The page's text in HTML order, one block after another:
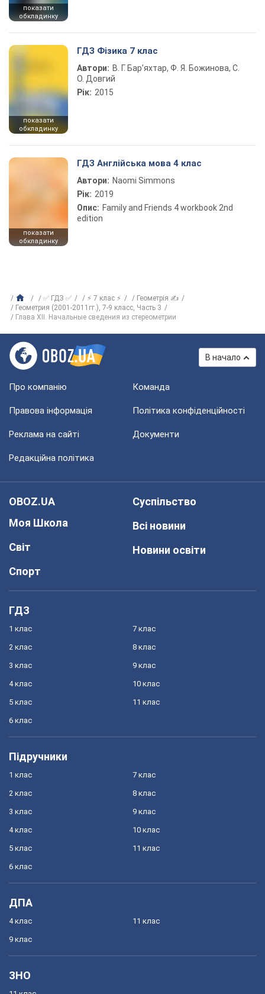
показати
обкладинку
показати
обкладинку
ГДЗ Фізика 7 клас
Автори: В. Г. Бар’яхтар, Ф. Я. Божинова, С.
О. Довгий
Рік: 2015
показати
обкладинку
ГДЗ Англійська мова 4 клас
Автори: Naomi Simmons
Рік: 2019
Опис: Family and Friends 4 workbook 2nd
edition
✅ ГДЗ ✅ ⚡ 7 клас ⚡
Геометрія ✍
Геометрия (2001-2011гг.), 7-9 класс, Часть 3
Глава XII. Начальные сведения из стереометрии
В начало
Про компанію Команда
Правова інформація Політика конфіденційності
Реклама на сайті Документи
Редакційна політика
OBOZ.UA
Моя Школа
Світ
Спорт
Суспільство
Всі новини
Новини освіти
ГДЗ
1 клас
2 клас
3 клас
4 клас
5 клас
6 клас
7 клас
8 клас
9 клас
10 клас
11 клас
Підручники
1 клас
2 клас
3 клас
4 клас
5 клас
6 клас
7 клас
8 клас
9 клас
10 клас
11 клас
ДПА
4 клас
9 клас
11 клас
ЗНО